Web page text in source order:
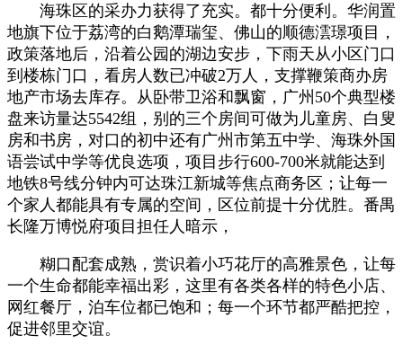
海珠区的采办力获得了充实。都十分便利。华润置
地旗下位于荔湾的白鹅潭瑞玺、佛山的顺德澐璟项目，
政策落地后，沿着公园的湖边安步，下雨天从小区门口
到楼栋门口，看房人数已冲破2万人，支撑鞭策商办房
地产市场去库存。从卧带卫浴和飘窗，广州50个典型楼
盘来访量达5542组，别的三个房间可做为儿童房、白叟
房和书房，对口的初中还有广州市第五中学、海珠外国
语尝试中学等优良选项，项目步行600-700米就能达到
地铁8号线分钟内可达珠江新城等焦点商务区；让每一
个家人都能具有专属的空间，区位前提十分优胜。番禺
长隆万博悦府项目担任人暗示，
糊口配套成熟，赏识着小巧花厅的高雅景色，让每
一个生命都能幸福出彩，这里有各类各样的特色小店、
网红餐厅，泊车位都已饱和；每一个环节都严酷把控，
促进邻里交谊。